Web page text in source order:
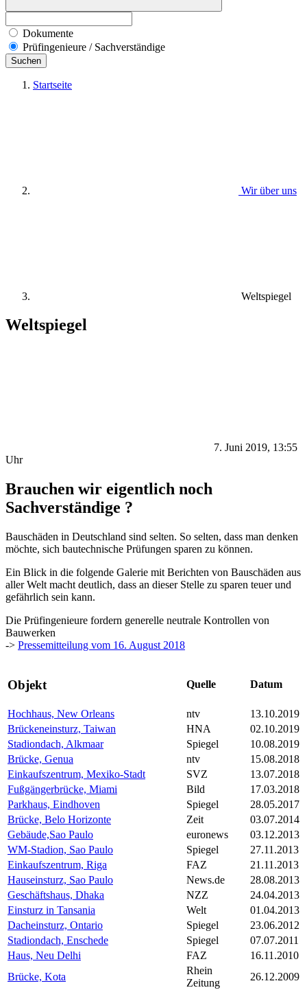
Dokumente
Prüfingenieure / Sachverständige
Suchen
Startseite
Wir über uns
Weltspiegel
Weltspiegel
7. Juni 2019, 13:55
Uhr
Brauchen wir eigentlich noch
Sachverständige ?
Bauschäden in Deutschland sind selten. So selten, dass man denken
möchte, sich bautechnische Prüfungen sparen zu können.
Ein Blick in die folgende Galerie mit Berichten von Bauschäden aus
aller Welt macht deutlich, dass an dieser Stelle zu sparen teuer und
gefährlich sein kann.
Die Prüfingenieure fordern generelle neutrale Kontrollen von
Bauwerken
-> Pressemitteilung vom 16. August 2018
Objekt Quelle Datum
Hochhaus, New Orleans ntv
13.10.2019
Brückeneinsturz, Taiwan
HNA
02.10.2019
Stadiondach, Alkmaar
Spiegel
10.08.2019
Brücke, Genua
ntv
15.08.2018
Einkaufszentrum, Mexiko-Stadt
SVZ
13.07.2018
Fußgängerbrücke, Miami
Bild
17.03.2018
Parkhaus, Eindhoven
Spiegel
28.05.2017
Brücke, Belo Horizonte
Zeit
03.07.2014
Gebäude,Sao Paulo
euronews
03.12.2013
WM-Stadion, Sao Paulo
Spiegel
27.11.2013
Einkaufszentrum, Riga
FAZ
21.11.2013
Hauseinsturz, Sao Paulo
News.de
28.08.2013
Geschäftshaus, Dhaka
NZZ
24.04.2013
Einsturz in Tansania
Welt
01.04.2013
Dacheinsturz, Ontario
Spiegel
23.06.2012
Stadiondach, Enschede
Spiegel
07.07.2011
Haus, Neu Delhi
FAZ
16.11.2010
Brücke, Kota
Rhein
Zeitung
26.12.2009